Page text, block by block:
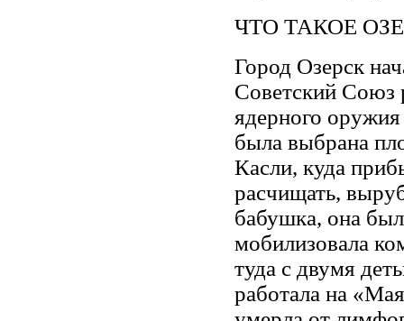
ЧТО ТАКОЕ
Город Озерск
Советский Союз
ядерного
была выбрана
Касли, куда
расчищать,
бабушка, она
мобилизовала
туда с двумя
работала на